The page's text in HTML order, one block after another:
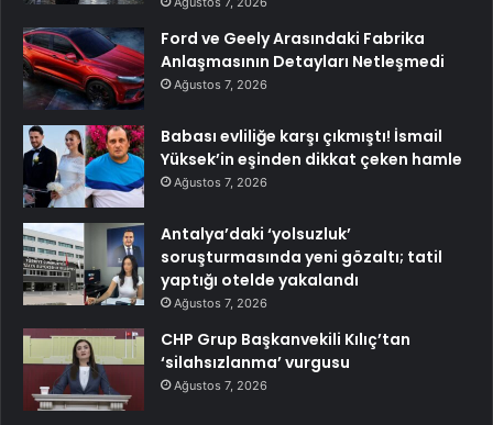
Ford ve Geely Arasındaki Fabrika
Anlaşmasının Detayları Netleşmedi
Ağustos 7, 2026
Babası evliliğe karşı çıkmıştı! İsmail
Yüksek’in eşinden dikkat çeken hamle
Ağustos 7, 2026
Antalya’daki ‘yolsuzluk’
soruşturmasında yeni gözaltı; tatil
yaptığı otelde yakalandı
Ağustos 7, 2026
CHP Grup Başkanvekili Kılıç’tan
‘silahsızlanma’ vurgusu
Ağustos 7, 2026